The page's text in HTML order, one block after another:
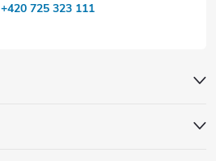
+420 725 323 111